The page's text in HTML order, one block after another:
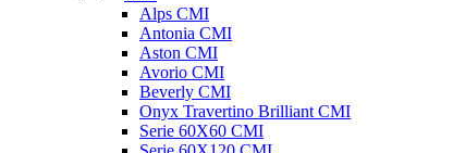
Alps CMI
Antonia CMI
Aston CMI
Avorio CMI
Beverly CMI
Onyx Travertino Brilliant CMI
Serie 60X60 CMI